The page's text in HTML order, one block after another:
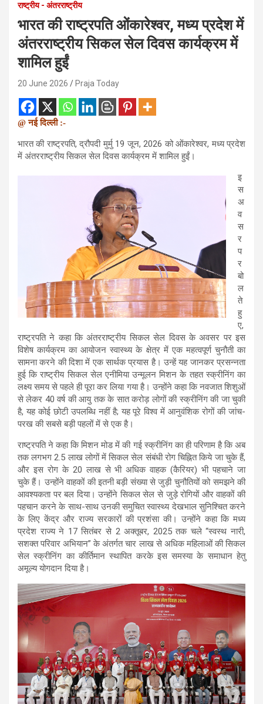
राष्ट्रीय - अंतरराष्ट्रीय
भारत की राष्ट्रपति ओंकारेश्वर, मध्य प्रदेश में
अंतरराष्ट्रीय सिकल सेल दिवस कार्यक्रम में
शामिल हुईं
20 June 2026 Praja Today
@ नई दिल्ली :-
भारत की राष्ट्रपति, द्रौपदी मुर्मु 19 जून, 2026 को ओंकारेश्वर, मध्य प्रदेश
में अंतरराष्ट्रीय सिकल सेल दिवस कार्यक्रम में शामिल हुईं।
इ
स
अ
व
स
र
प
र
बो
ल
ते
हु
ए,
राष्ट्रपति ने कहा कि अंतरराष्ट्रीय सिकल सेल दिवस के अवसर पर इस
विशेष कार्यक्रम का आयोजन स्वास्थ्य के क्षेत्र में एक महत्वपूर्ण चुनौती का
सामना करने की दिशा में एक सार्थक प्रयास है। उन्हें यह जानकर प्रसन्नता
हुई कि राष्ट्रीय सिकल सेल एनीमिया उन्मूलन मिशन के तहत स्क्रीनिंग का
लक्ष्य समय से पहले ही पूरा कर लिया गया है। उन्होंने कहा कि नवजात शिशुओं
से लेकर 40 वर्ष की आयु तक के सात करोड़ लोगों की स्क्रीनिंग की जा चुकी
है, यह कोई छोटी उपलब्धि नहीं है; यह पूरे विश्व में आनुवंशिक रोगों की जांच-
परख की सबसे बड़ी पहलों में से एक है।
राष्ट्रपति ने कहा कि मिशन मोड में की गई स्क्रीनिंग का ही परिणाम है कि अब
तक लगभग 2.5 लाख लोगों में सिकल सेल संबंधी रोग चिह्नित किये जा चुके हैं,
और इस रोग के 20 लाख से भी अधिक वाहक (कैरियर) भी पहचाने जा
चुके हैं। उन्होंने वाहकों की इतनी बड़ी संख्या से जुड़ी चुनौतियों को समझने की
आवश्यकता पर बल दिया। उन्होंने सिकल सेल से जुड़े रोगियों और वाहकों की
पहचान करने के साथ-साथ उनकी समुचित स्वास्थ्य देखभाल सुनिश्चित करने
के लिए केंद्र और राज्य सरकारों की प्रशंसा की। उन्होंने कहा कि मध्य
प्रदेश राज्य ने 17 सितंबर से 2 अक्तूबर, 2025 तक चले “स्वस्थ नारी,
सशक्त परिवार अभियान” के अंतर्गत चार लाख से अधिक महिलाओं की सिकल
सेल स्क्रीनिंग का कीर्तिमान स्थापित करके इस समस्या के समाधान हेतु
अमूल्य योगदान दिया है।